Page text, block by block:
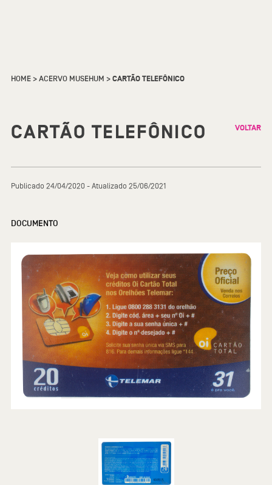
HOME>ACERVO MUSEHUM >CARTÃO TELEFÔNICO
CARTÃO TELEFÔNICO VOLTAR
Publicado 24/04/2020 - Atualizado 25/06/2021
DOCUMENTO